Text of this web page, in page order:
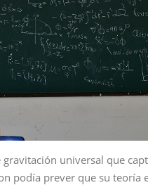
universal que
podía prever que su teoría